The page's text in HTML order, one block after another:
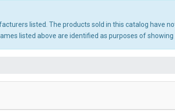
listed. The products sold in this catalog have
listed above are identified as purposes of showing